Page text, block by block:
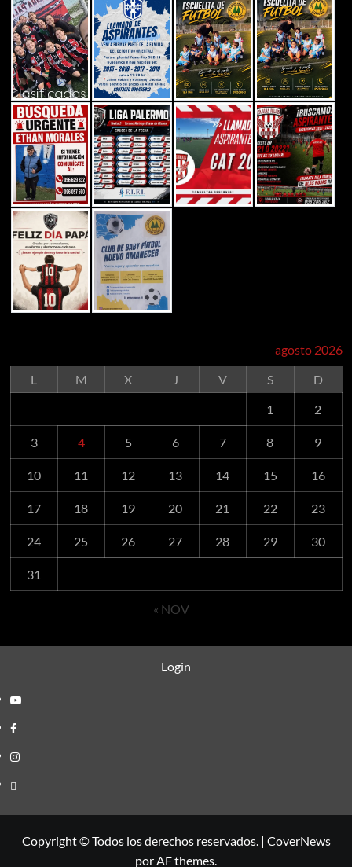
agosto 2026
L
M X J V S
D
1
2
3 4 5 6 7 8 9
10 11 12 13 14 15 16
17 18 19 20 21 22 23
24 25 26 27 28 29 30
31
« NOV
Login
Youtube
Facebook
Instagram
Login
Copyright © Todos los derechos reservados. | CoverNews
por AF themes.